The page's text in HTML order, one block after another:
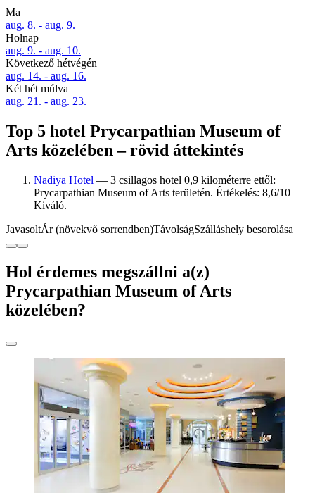
Ma
aug. 8. - aug. 9.
Holnap
aug. 9. - aug. 10.
Következő hétvégén
aug. 14. - aug. 16.
Két hét múlva
aug. 21. - aug. 23.
Top 5 hotel Prycarpathian Museum of
Arts közelében – rövid áttekintés
Nadiya Hotel — 3 csillagos hotel 0,9 kilométerre ettől:
Prycarpathian Museum of Arts területén. Értékelés: 8,6/10 —
Kiváló.
JavasoltÁr (növekvő sorrendben)TávolságSzálláshely besorolása
Hol érdemes megszállni a(z)
Prycarpathian Museum of Arts
közelében?